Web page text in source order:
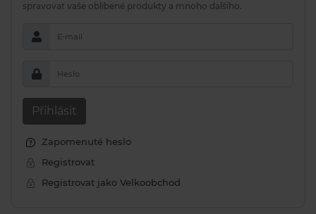
spravovat vaše oblíbené produkty a mnoho dalšího.
E-mail
Heslo
Přihlásit
Zapomenuté heslo
Registrovat
Registrovat jako Velkoobchod